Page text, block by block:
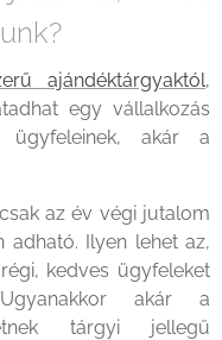
ajándéktárgyaktól,
egy vállalkozás
akár a
az év végi jutalom
adható. Ilyen lehet az,
kedves ügyfeleket
Ugyanakkor akár a
tárgyi jellegű